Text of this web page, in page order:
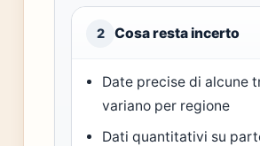
2 Cosa resta incerto
Date precise di alcune
variano per regione
Dati quantitativi su